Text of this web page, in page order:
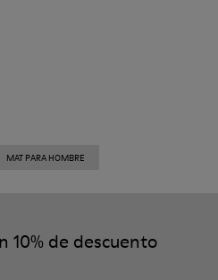
MAT PARA HOMBRE
10% de descuento